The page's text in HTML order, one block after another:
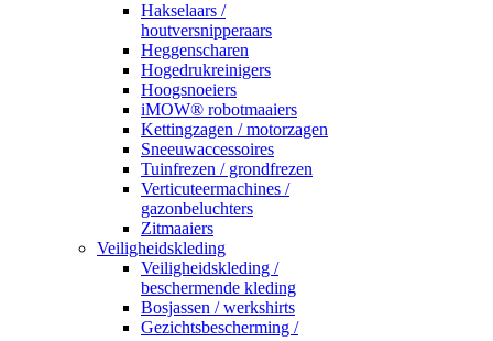
Hakselaars /
houtversnipperaars
Heggenscharen
Hogedrukreinigers
Hoogsnoeiers
iMOW® robotmaaiers
Kettingzagen / motorzagen
Sneeuwaccessoires
Tuinfrezen / grondfrezen
Verticuteermachines /
gazonbeluchters
Zitmaaiers
Veiligheidskleding
Veiligheidskleding /
beschermende kleding
Bosjassen / werkshirts
Gezichtsbescherming /